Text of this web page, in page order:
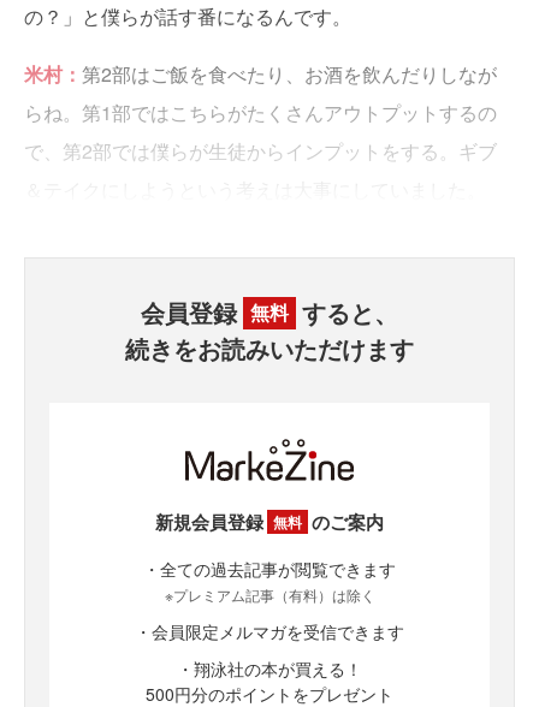
の？」と僕らが話す番になるんです。
米村： 第2部はご飯を食べたり、お酒を飲んだりしなが
らね。第1部ではこちらがたくさんアウトプットするの
で、第2部では僕らが生徒からインプットをする。ギブ
会員登録 無料 すると、
続きをお読みいただけます
新規会員登録 無料 のご案内
・全ての過去記事が閲覧できます
※プレミアム記事（有料）は除く
・会員限定メルマガを受信できます
・翔泳社の本が買える！
500円分のポイントをプレゼント